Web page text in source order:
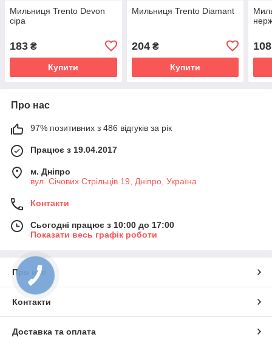
Мильниця Trento Devon
сіра
183 ₴
Купити
Мильниця Trento Diamant
204₴
Купити
108
Про нас
97% позитивних з 486 відгуків за рік
Працює з 19.04.2017
м. Дніпро
вул. Січових Стрільців 19, Дніпро, Україна
Контакти
Сьогодні працює з 10:00 до 17:00
Показати весь графік роботи
Про нас
Контакти
Доставка та оплата